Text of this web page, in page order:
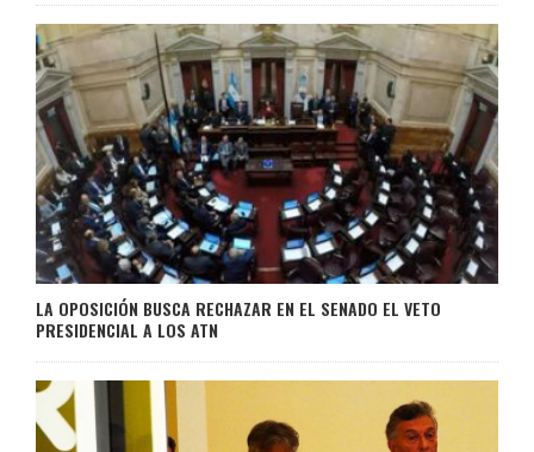
LA OPOSICIÓN BUSCA RECHAZAR EN EL SENADO EL VETO
PRESIDENCIAL A LOS ATN